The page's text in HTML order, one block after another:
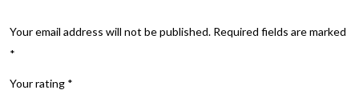
Your email address will not be published. Required fields are marked
*
Your rating *